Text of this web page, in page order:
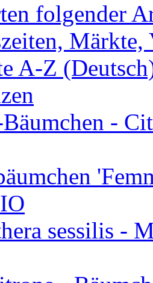
folgender
Märkte,
A-Z
-
sessilis -